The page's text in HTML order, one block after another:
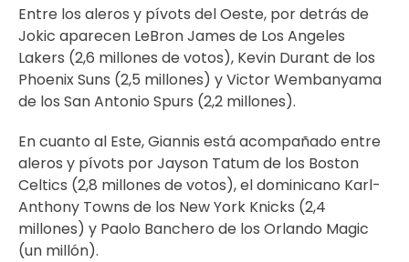
Entre los aleros y pívots del Oeste, por detrás de
Jokic aparecen LeBron James de Los Angeles
Lakers (2,6 millones de votos), Kevin Durant de los
Phoenix Suns (2,5 millones) y Victor Wembanyama
de los San Antonio Spurs (2,2 millones).
En cuanto al Este, Giannis está acompañado entre
aleros y pívots por Jayson Tatum de los Boston
Celtics (2,8 millones de votos), el dominicano Karl-
Anthony Towns de los New York Knicks (2,4
millones) y Paolo Banchero de los Orlando Magic
(un millón).